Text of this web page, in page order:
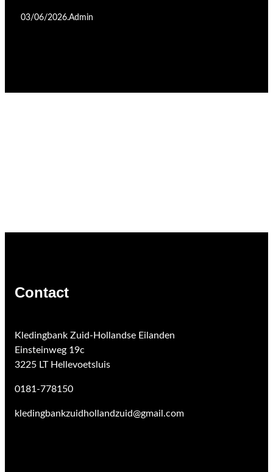
03/06/2026.Admin
Contact
Kledingbank Zuid-Hollandse Eilanden
Einsteinweg 19c
3225 LT Hellevoetsluis
0181-778150
kledingbankzuidhollandzuid@gmail.com